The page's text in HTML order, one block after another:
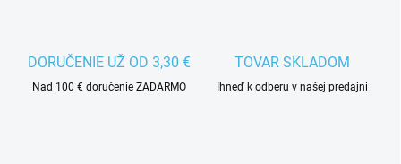
DORUČENIE UŽ OD 3,30 €
Nad 100 € doručenie ZADARMO
TOVAR SKLADOM
Ihneď k odberu v našej predajni